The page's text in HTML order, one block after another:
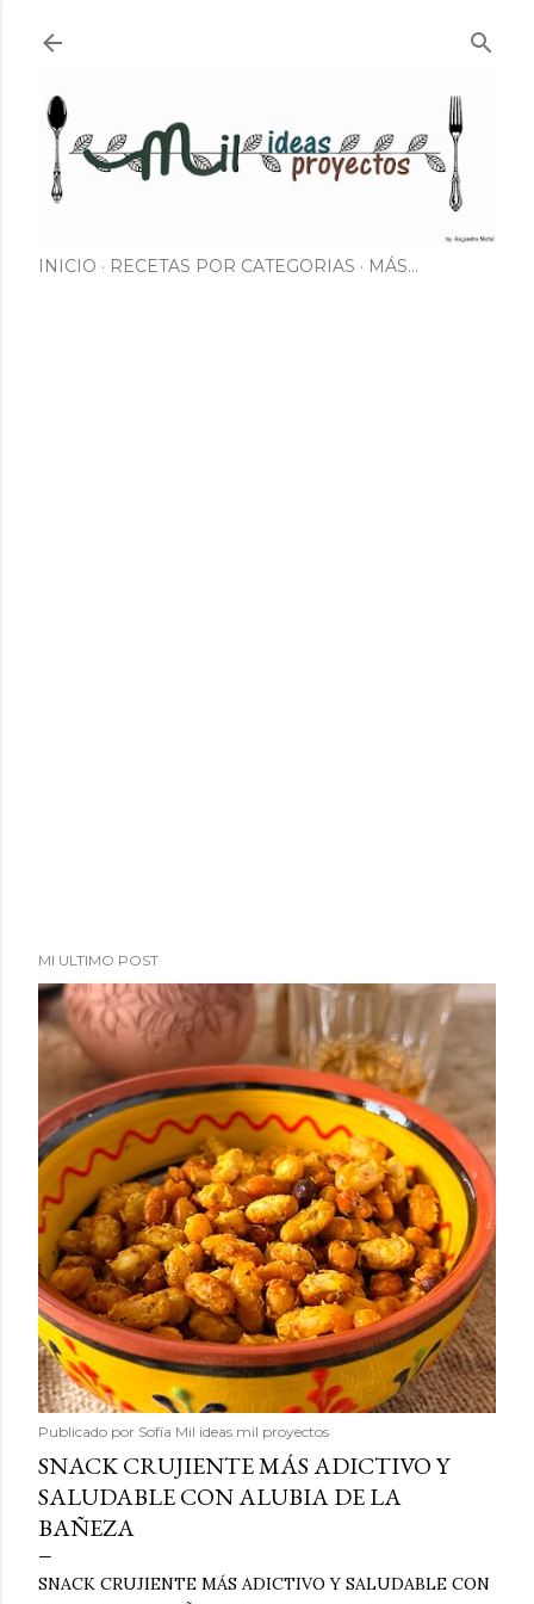
INICIO RECETAS POR CATEGORIAS MÁS…
MI ULTIMO POST
Publicado por Sofía Mil ideas mil proyectos
SNACK CRUJIENTE MÁS ADICTIVO Y
SALUDABLE CON ALUBIA DE LA
BAÑEZA
SNACK CRUJIENTE MÁS ADICTIVO Y SALUDABLE CON